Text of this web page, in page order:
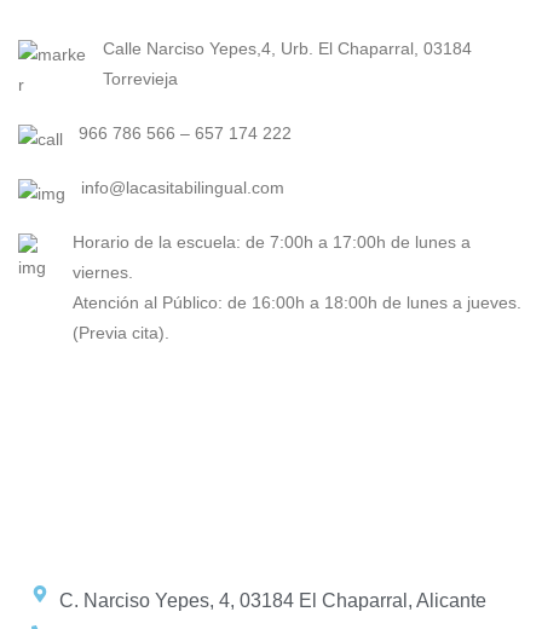
Calle Narciso Yepes,4, Urb. El Chaparral, 03184
Torrevieja
966 786 566 – 657 174 222
info@lacasitabilingual.com
Horario de la escuela: de 7:00h a 17:00h de lunes a
viernes.
Atención al Público: de 16:00h a 18:00h de lunes a jueves.
(Previa cita).
C. Narciso Yepes, 4, 03184 El Chaparral, Alicante